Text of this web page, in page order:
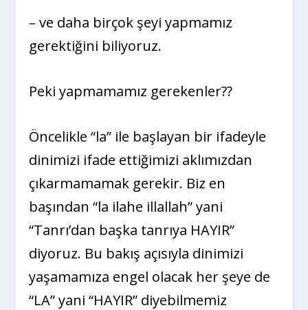
– ve daha birçok şeyi yapmamız
gerektiğini biliyoruz.
Peki yapmamamız gerekenler??
Öncelikle “la” ile başlayan bir ifadeyle
dinimizi ifade ettiğimizi aklımızdan
çıkarmamamak gerekir. Biz en
başından “la ilahe illallah” yani
“Tanrı’dan başka tanrıya HAYIR”
diyoruz. Bu bakış açısıyla dinimizi
yaşamamıza engel olacak her şeye de
“LA” yani “HAYIR” diyebilmemiz